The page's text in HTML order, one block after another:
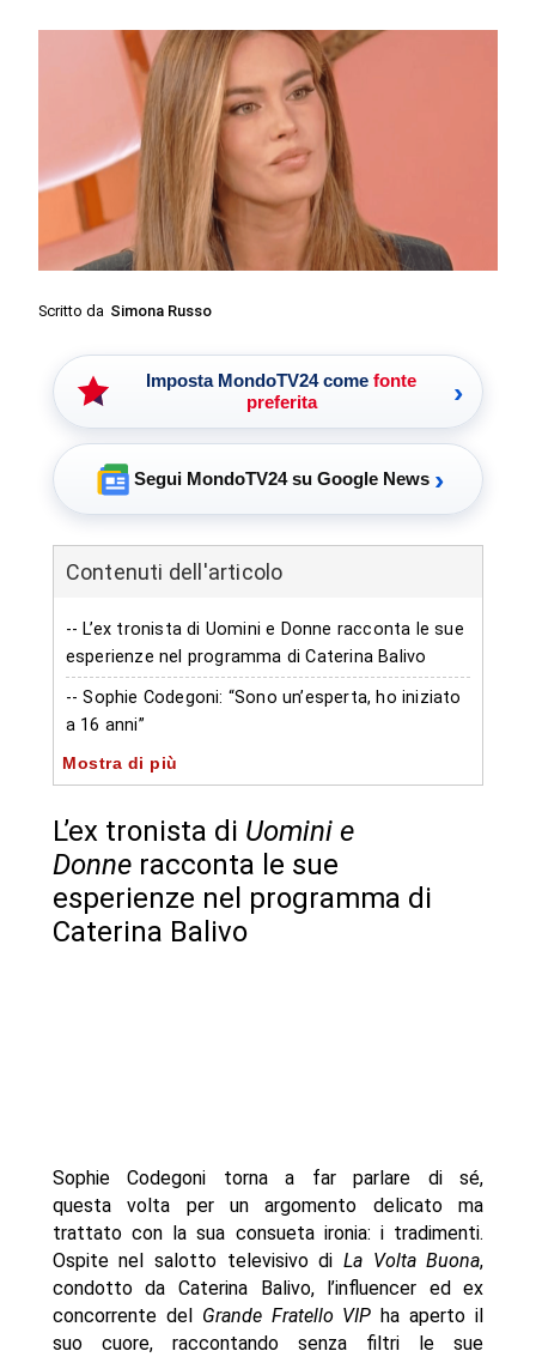
Scritto da Simona Russo
Imposta MondoTV24 come fonte
preferita
›
Segui MondoTV24 su Google News ›
Contenuti dell'articolo
-- L’ex tronista di Uomini e Donne racconta le sue
esperienze nel programma di Caterina Balivo
-- Sophie Codegoni: “Sono un’esperta, ho iniziato
a 16 anni”
-- “Tradire una donna incinta è imperdonabile”
Sophie Codegoni
-- La fine della storia con Alessandro Basciano
- Autore
Mostra di più
L’ex tronista di Uomini e
Donneracconta le sue
esperienze nel programma di
Caterina Balivo
Sophie Codegoni torna a far parlare di sé,
questa volta per un argomento delicato ma
trattato con la sua consueta ironia: i tradimenti.
Ospite nel salotto televisivo di La Volta Buona,
condotto da Caterina Balivo, l’influencer ed ex
concorrente del Grande Fratello VIP ha aperto il
suo cuore, raccontando senza filtri le sue